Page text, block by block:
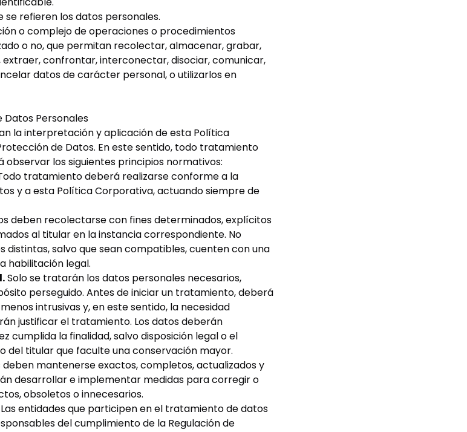
se refieren los datos personales.
o complejo de operaciones o procedimientos
o no, que permitan recolectar, almacenar, grabar,
confrontar, interconectar, disociar, comunicar,
datos de carácter personal, o utilizarlos en
Datos Personales
la interpretación y aplicación de esta Política
de Datos. En este sentido, todo tratamiento
observar los siguientes principios normativos:
tratamiento deberá realizarse conforme a la
y a esta Política Corporativa, actuando siempre de
deben recolectarse con fines determinados, explícitos
al titular en la instancia correspondiente. No
distintas, salvo que sean compatibles, cuenten con una
habilitación legal.
Solo se tratarán los datos personales necesarios,
perseguido. Antes de iniciar un tratamiento, deberá
intrusivas y, en este sentido, la necesidad
justificar el tratamiento. Los datos deberán
cumplida la finalidad, salvo disposición legal o el
del titular que faculte una conservación mayor.
deben mantenerse exactos, completos, actualizados y
desarrollar e implementar medidas para corregir o
obsoletos o innecesarios.
Las entidades que participen en el tratamiento de datos
del cumplimiento de la Regulación de